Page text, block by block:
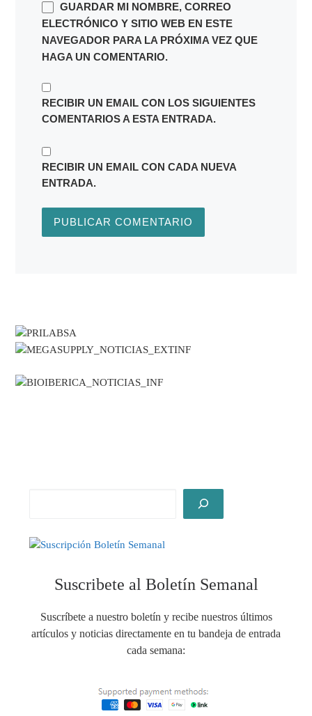
GUARDAR MI NOMBRE, CORREO
ELECTRÓNICO Y SITIO WEB EN ESTE
NAVEGADOR PARA LA PRÓXIMA VEZ QUE
HAGA UN COMENTARIO.
RECIBIR UN EMAIL CON LOS SIGUIENTES
COMENTARIOS A ESTA ENTRADA.
RECIBIR UN EMAIL CON CADA NUEVA
ENTRADA.
Suscribete al Boletín Semanal
Suscríbete a nuestro boletín y recibe nuestros últimos
artículos y noticias directamente en tu bandeja de entrada
cada semana: